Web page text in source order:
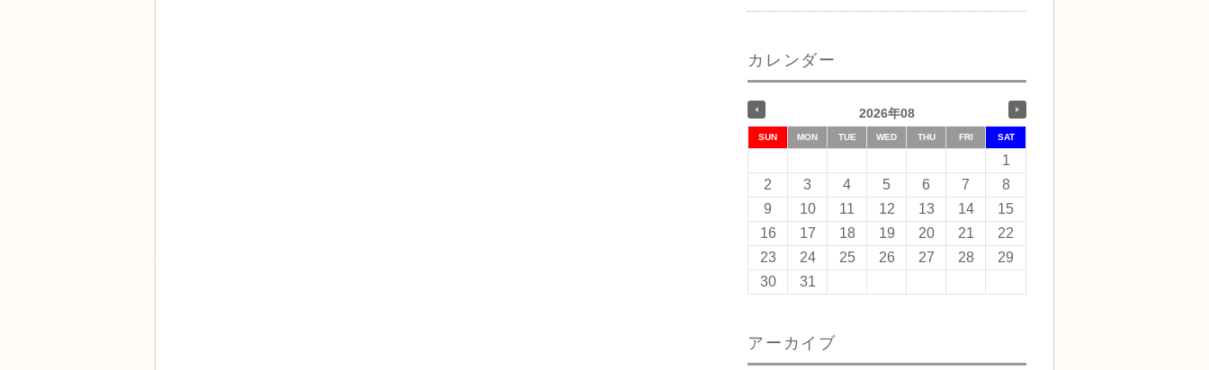
カレンダー
2026年08
SUN MON TUE WED THU FRI SAT
1
2
3 4 5 6 7
8
9
10 11 12 13 14
15
16
17 18 19 20 21
22
23
24 25 26 27 28
29
30
31
アーカイブ